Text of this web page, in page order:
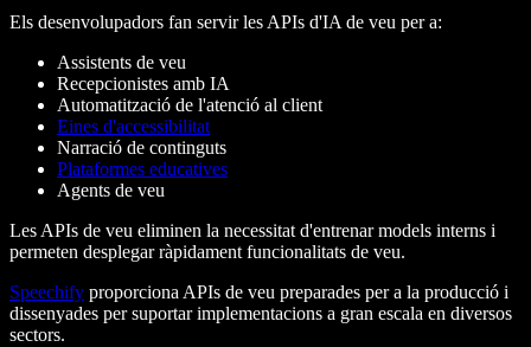
Els desenvolupadors fan servir les APIs d'IA de veu per a:
Assistents de veu
Recepcionistes amb IA
Automatització de l'atenció al client
Eines d'accessibilitat
Narració de continguts
Plataformes educatives
Agents de veu
Les APIs de veu eliminen la necessitat d'entrenar models interns i
permeten desplegar ràpidament funcionalitats de veu.
Speechify proporciona APIs de veu preparades per a la producció i
dissenyades per suportar implementacions a gran escala en diversos
sectors.